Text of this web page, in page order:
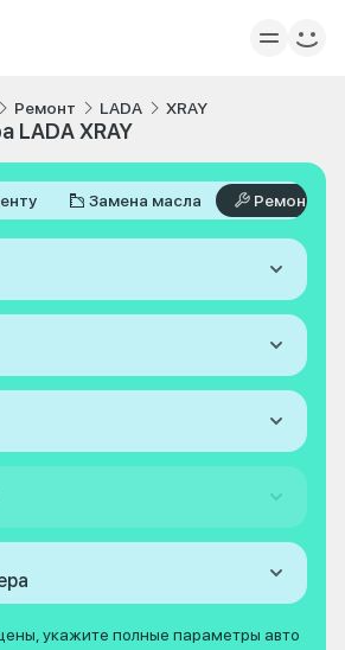
Ремонт LADA XRAY
LADA XRAY
Замена масла Ремонт
укажите полные параметры авто